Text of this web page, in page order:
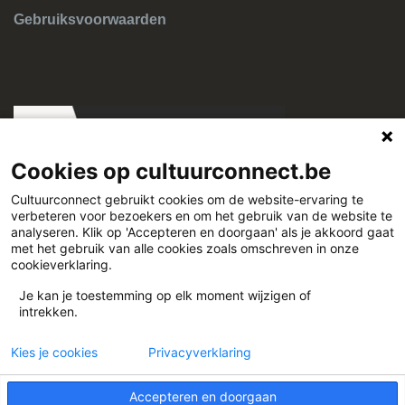
Gebruiksvoorwaarden
Cultuurconnect
www.cultuurconnect.be
Cookies op cultuurconnect.be
Cultuurconnect gebruikt cookies om de website-ervaring te
verbeteren voor bezoekers en om het gebruik van de website te
analyseren. Klik op 'Accepteren en doorgaan' als je akkoord gaat
met het gebruik van alle cookies zoals omschreven in onze
cookieverklaring.
Je kan je toestemming op elk moment wijzigen of
intrekken.
Accepteren en doorgaan
Kies je cookies Privacyverklaring